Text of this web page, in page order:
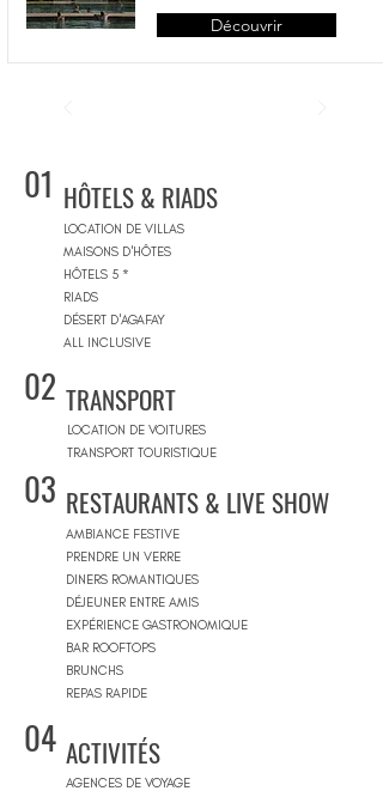
Découvrir
01 HÔTELS & RIADS
LOCATION DE VILLAS
MAISONS D'HÔTES
HÔTELS 5 *
RIADS
DÉSERT D'AGAFAY
ALL INCLUSIVE
02 TRANSPORT
LOCATION DE VOITURES
TRANSPORT TOURISTIQUE
03 RESTAURANTS & LIVE SHOW
AMBIANCE FESTIVE
PRENDRE UN VERRE
DINERS ROMANTIQUES
DÉJEUNER ENTRE AMIS
EXPÉRIENCE GASTRONOMIQUE
BAR ROOFTOPS
BRUNCHS
REPAS RAPIDE
04 ACTIVITÉS
AGENCES DE VOYAGE